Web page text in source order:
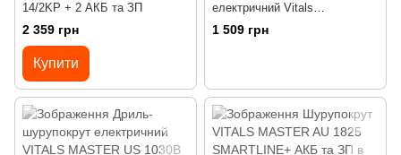
14/2KP + 2 АКБ та ЗП
2 359 грн
Купити
електричний Vitals
Professional Us 1023AS
Ultimate
1 509 грн